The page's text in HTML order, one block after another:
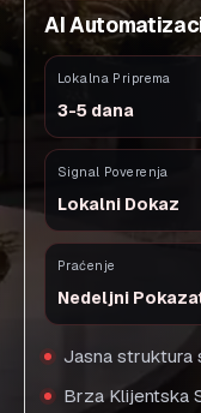
AI
Lokalna Priprema
3-5 dana
Signal Poverenja
Lokalni Dokaz
Praćenje
Nedeljni
Jasna struktura
Brza Klijentska